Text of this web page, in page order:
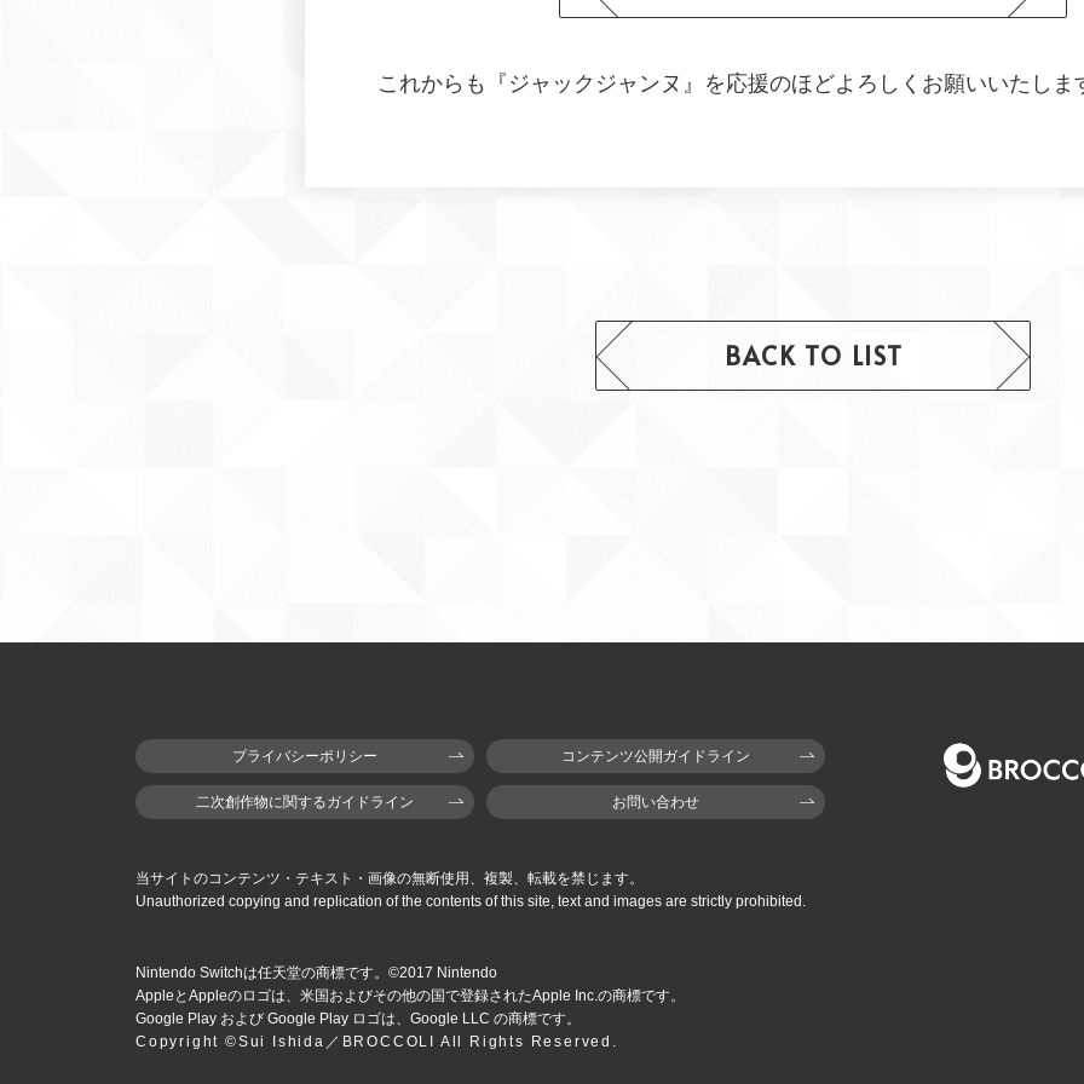
これからも『ジャックジャンヌ』を応援のほどよろしくお願いいたしま
BACK TO LIST
プライバシーポリシー
お問い合わせ
コンテンツ公開ガイドライン
二次創作物に関するガイドライン
当サイトのコンテンツ・テキスト・画像の無断使用、複製、転載を禁じます。
Unauthorized copying and replication of the contents of this site, text and images are strictly prohibited.
Nintendo Switchは任天堂の商標です。©2017 Nintendo
AppleとAppleのロゴは、米国およびその他の国で登録されたApple Inc.の商標です。
Google Play および Google Play ロゴは、Google LLC の商標です。
Copyright ©Sui Ishida／BROCCOLI All Rights Reserved.